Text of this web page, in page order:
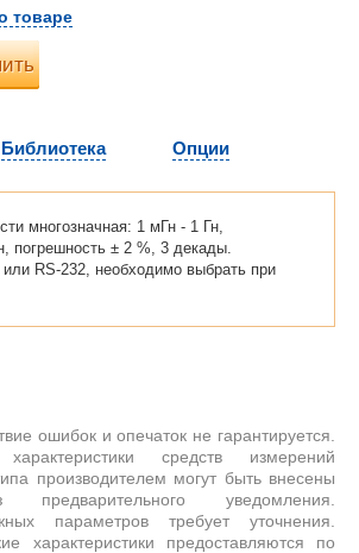
товаре
Библиотека Опции
многозначная: 1 мГн - 1 Гн,
погрешность ± 2 %, 3 декады.
RS-232, необходимо выбрать при
ошибок и опечаток не гарантируется.
средств измерений
производителем могут быть внесены
уведомления.
параметров требует уточнения.
характеристики предоставляются по